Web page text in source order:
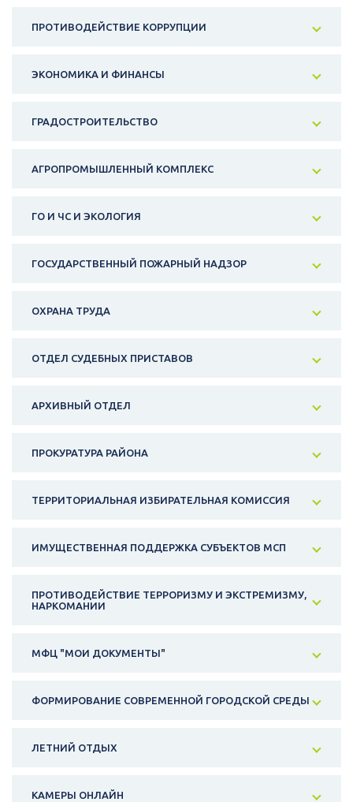
ПРОТИВОДЕЙСТВИЕ КОРРУПЦИИ
ЭКОНОМИКА И ФИНАНСЫ
ГРАДОСТРОИТЕЛЬСТВО
АГРОПРОМЫШЛЕННЫЙ КОМПЛЕКС
ГО И ЧС И ЭКОЛОГИЯ
ГОСУДАРСТВЕННЫЙ ПОЖАРНЫЙ НАДЗОР
ОХРАНА ТРУДА
ОТДЕЛ СУДЕБНЫХ ПРИСТАВОВ
АРХИВНЫЙ ОТДЕЛ
ПРОКУРАТУРА РАЙОНА
ТЕРРИТОРИАЛЬНАЯ ИЗБИРАТЕЛЬНАЯ КОМИССИЯ
ИМУЩЕСТВЕННАЯ ПОДДЕРЖКА СУБЪЕКТОВ МСП
ПРОТИВОДЕЙСТВИЕ ТЕРРОРИЗМУ И ЭКСТРЕМИЗМУ,
НАРКОМАНИИ
МФЦ "МОИ ДОКУМЕНТЫ"
ФОРМИРОВАНИЕ СОВРЕМЕННОЙ ГОРОДСКОЙ СРЕДЫ
ЛЕТНИЙ ОТДЫХ
КАМЕРЫ ОНЛАЙН